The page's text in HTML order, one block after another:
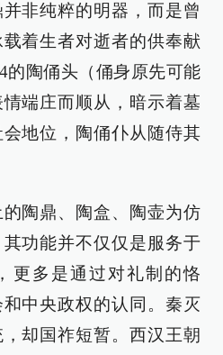
非纯粹的明器，而是曾
着生者对逝者的供奉献
的陶俑头（俑身原先可能
端庄而顺从，暗示着墓
地位，陶俑仆从随侍其
陶鼎、陶盒、陶壶为仿
功能并不仅仅是服务于
更多是通过对礼制的恪
中央政权的认同。秦灭
却国祚短暂。西汉王朝